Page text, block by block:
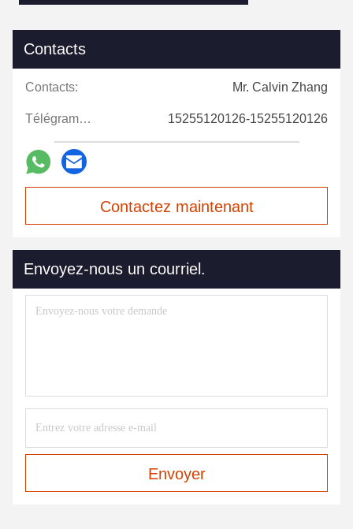
Contacts
Contacts: Mr. Calvin Zhang
Télégramme: 15255120126-15255120126
Contactez maintenant
Envoyez-nous un courriel.
Envoyer